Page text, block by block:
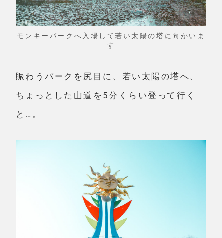
モンキーパークへ入場して若い太陽の塔に向かいま
す
賑わうパークを尻目に、若い太陽の塔へ、
ちょっとした山道を5分くらい登って行く
と…。